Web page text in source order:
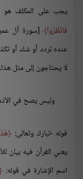
يجب على المكلف هو
فَانْظُرُواْ [سورة آل عمران:137] وإنما
عنده تردد أو شك أو
لا يحتاجون إلى مثل
وليس يصح في
قوله -تبارك وتعالى:
يعني القرآن فيه بيان
اسم الإشارة في قوله: